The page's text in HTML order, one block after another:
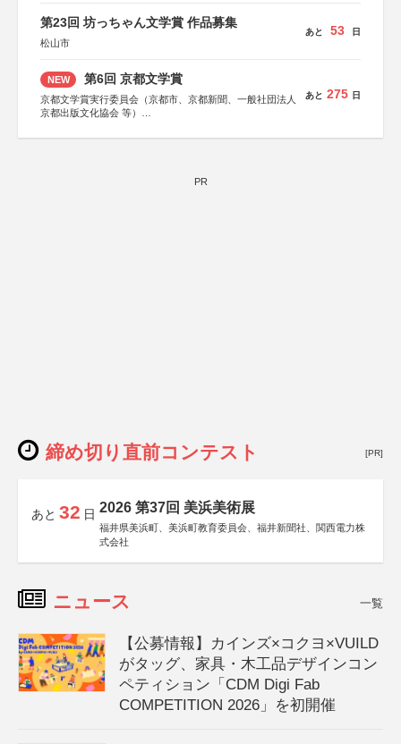
第23回 坊っちゃん文学賞 作品募集
松山市
あと 53 日
NEW 第6回 京都文学賞
京都文学賞実行委員会（京都市、京都新聞、一般社団法人
京都出版文化協会 等）
KADOKAWA、河出書房新社、幻冬舎、講談社、光文社、
あと 275 日
PR
締め切り直前コンテスト [PR]
あと 32 日 2026 第37回 美浜美術展
福井県美浜町、美浜町教育委員会、福井新聞社、関西電力株
式会社
ニュース 一覧
【公募情報】カインズ×コクヨ×VUILD
がタッグ、家具・木工品デザインコン
ペティション「CDM Digi Fab
COMPETITION 2026」を初開催